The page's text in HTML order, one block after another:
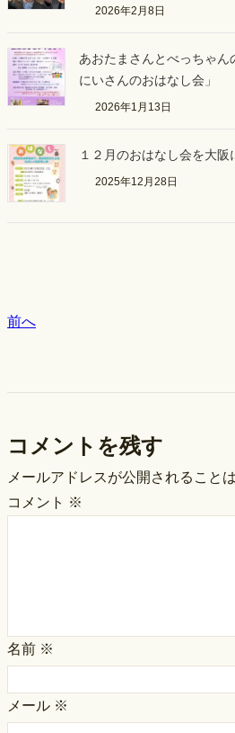
2026年2月8日
あおたまさんとべっちゃ
にいさんのおはなし会」
2026年1月13日
１２月のおはなし会を大阪
2025年12月28日
前へ
コメントを残す
メールアドレスが公開されること
コメント ※
名前 ※
メール ※